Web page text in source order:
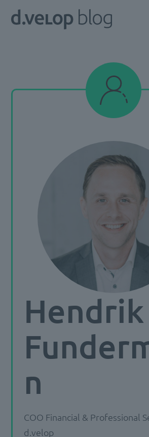
Zum
Inhalt
d.velop
Hendrik
n
COO Financial & Professional
d.velop